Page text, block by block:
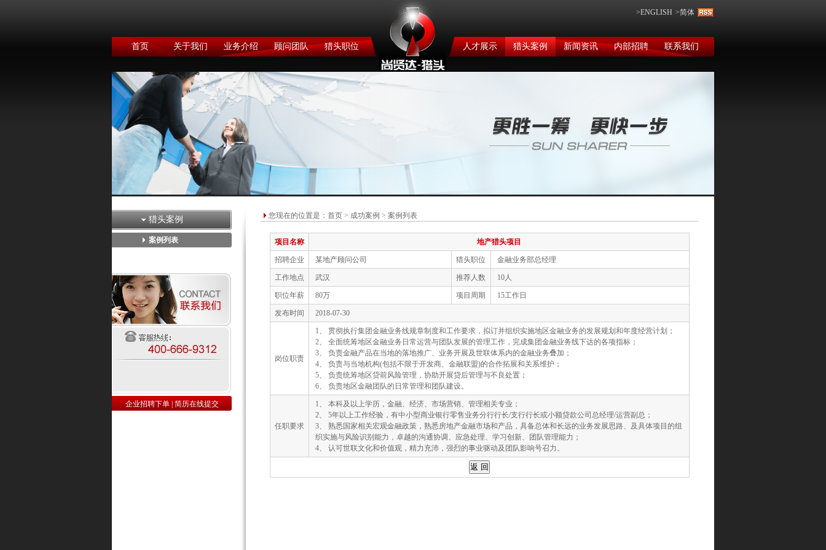
首页 关于我们 业务介绍 顾问团队 猎头职位 人才展示 猎头案例 新闻资讯 内部招聘 联系我们
>简体
>ENGLISH
猎头案例
案例列表
企业招聘下单 简历在线提交
您现在的位置是： 首页 > 成功案例 > 案例列表
项目名称 地产猎头项目
招聘企业 某地产顾问公司 猎头职位 金融业务部总经理
工作地点 武汉 推荐人数 10人
职位年薪 80万 项目周期 15工作日
发布时间 2018-07-30
岗位职责
1、 贯彻执行集团金融业务线规章制度和工作要求，拟订并组织实施地区金融业务的发展规划和年度经营计划；
2、 全面统筹地区金融业务日常运营与团队发展的管理工作，完成集团金融业务线下达的各项指标；
3、 负责金融产品在当地的落地推广、业务开展及世联体系内的金融业务叠加；
4、 负责与当地机构(包括不限于开发商、金融联盟)的合作拓展和关系维护；
5、 负责统筹地区贷前风险管理，协助开展贷后管理与不良处置；
6、 负责地区金融团队的日常管理和团队建设。
任职要求
1、 本科及以上学历，金融、经济、市场营销、管理相关专业；
2、 5年以上工作经验，有中小型商业银行零售业务分行行长/支行行长或小额贷款公司总经理/运营副总；
3、 熟悉国家相关宏观金融政策，熟悉房地产金融市场和产品，具备总体和长远的业务发展思路、及具体项目的组
织实施与风险识别能力，卓越的沟通协调、应急处理、学习创新、团队管理能力；
4、 认可世联文化和价值观，精力充沛，强烈的事业驱动及团队影响号召力。